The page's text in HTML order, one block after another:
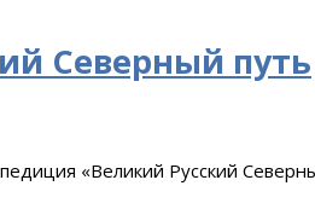
Северный путь
«Великий Русский